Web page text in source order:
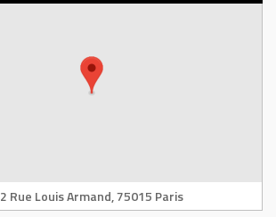
2 Rue Louis Armand, 75015 Paris